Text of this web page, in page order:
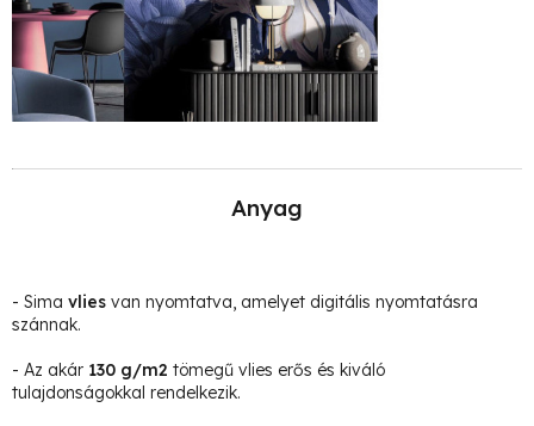
Anyag
- Sima vlies van nyomtatva, amelyet digitális nyomtatásra
szánnak.
- Az akár 130 g/m2 tömegű vlies erős és kiváló
tulajdonságokkal rendelkezik.